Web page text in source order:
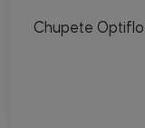
Chupete